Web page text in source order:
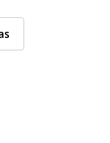
producto